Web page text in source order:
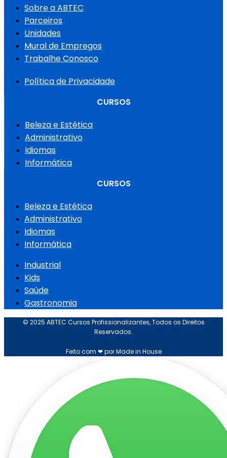
Sobre a ABTEC
Parceiros
Unidades
Mural de Empregos
Trabalhe Conosco
Política de Privacidade
CURSOS
Beleza e Estética
Administrativo
Idiomas
Informática
CURSOS
Beleza e Estética
Administrativo
Idiomas
Informática
Industrial
Kids
Saúde
Gastronomia
© 2025 ABTEC Cursos Profissionalizantes, Todos os Direitos
Reservados.
Feito com ❤ por Made in House